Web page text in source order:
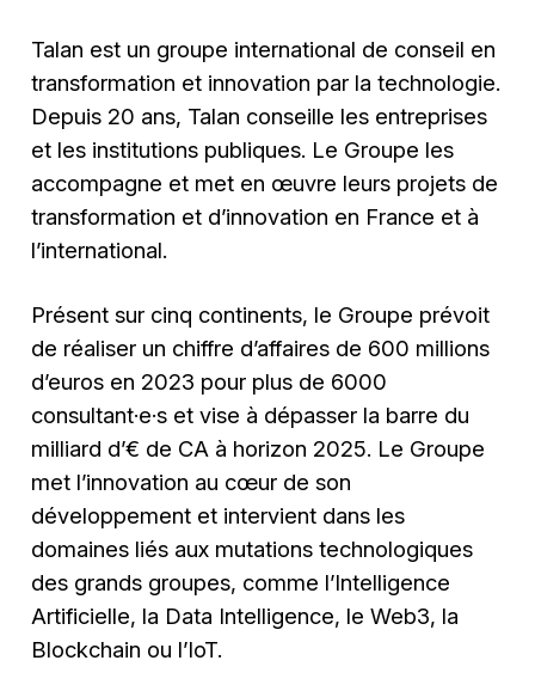
Talan est un groupe international de conseil en
transformation et innovation par la technologie.
Depuis 20 ans, Talan conseille les entreprises
et les institutions publiques. Le Groupe les
accompagne et met en œuvre leurs projets de
transformation et d’innovation en France et à
l’international.
Présent sur cinq continents, le Groupe prévoit
de réaliser un chiffre d’affaires de 600 millions
d’euros en 2023 pour plus de 6000
consultant·e·s et vise à dépasser la barre du
milliard d’€ de CA à horizon 2025. Le Groupe
met l’innovation au cœur de son
développement et intervient dans les
domaines liés aux mutations technologiques
des grands groupes, comme l’Intelligence
Artificielle, la Data Intelligence, le Web3, la
Blockchain ou l’IoT.